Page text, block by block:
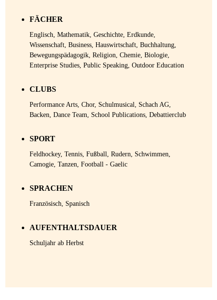
FÄCHER
Englisch, Mathematik, Geschichte, Erdkunde,
Wissenschaft, Business, Hauswirtschaft, Buchhaltung,
Bewegungspädagogik, Religion, Chemie, Biologie,
Enterprise Studies, Public Speaking, Outdoor Education
CLUBS
Performance Arts, Chor, Schulmusical, Schach AG,
Backen, Dance Team, School Publications, Debattierclub
SPORT
Feldhockey, Tennis, Fußball, Rudern, Schwimmen,
Camogie, Tanzen, Football - Gaelic
SPRACHEN
Französisch, Spanisch
AUFENTHALTSDAUER
Schuljahr ab Herbst